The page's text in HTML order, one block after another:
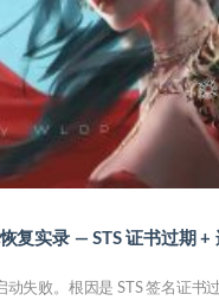
复实录 — STS 证书过期 +
失败。根因是 STS 签名证书